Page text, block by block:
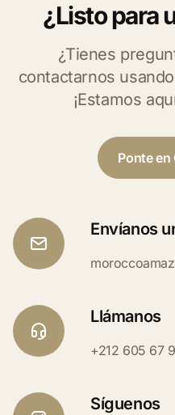
¿Listo para
¿Tienes
contactarnos
¡Estamos
Ponte
Envíanos
Llámanos
+212 605 67
Síguenos